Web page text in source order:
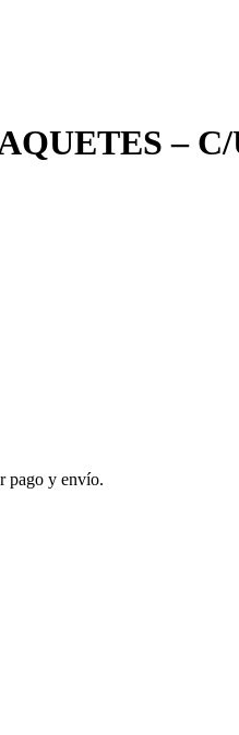
–
pago y envío.